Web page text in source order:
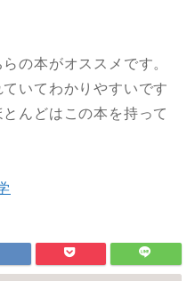
の本がオススメです。
いてわかりやすいです
んどはこの本を持って